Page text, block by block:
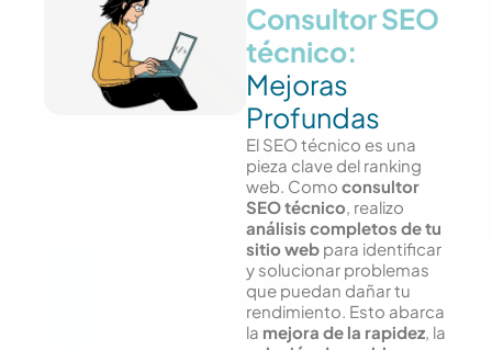
Consultor SEO
técnico:
Mejoras
Profundas
El SEO técnico es una
pieza clave del ranking
web. Como consultor
SEO técnico, realizo
análisis completos de tu
sitio web para identificar
y solucionar problemas
que puedan dañar tu
rendimiento. Esto abarca
la mejora de la rapidez, la